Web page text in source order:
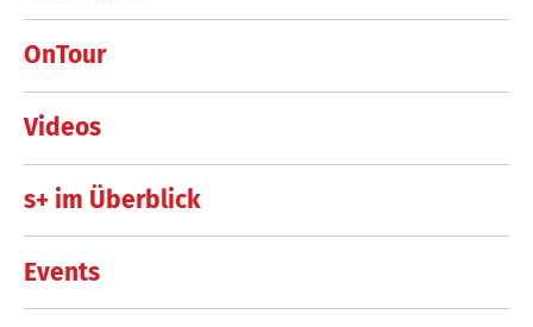
OnTour
Videos
s+ im Überblick
Events